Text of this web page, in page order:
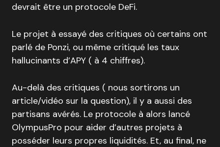
devrait être un protocole DeFi.
Le projet à essayé des critiques où certains ont
parlé de Ponzi, ou même critiqué les taux
hallucinants d’APY ( à 4 chiffres).
Au-delà des critiques ( nous sortirons un
article/vidéo sur la question), il y a aussi des
partisans avérés. Le protocole à alors lancé
OlympusPro pour aider d’autres projets à
posséder leurs propres liquidités. Et, au final, ne